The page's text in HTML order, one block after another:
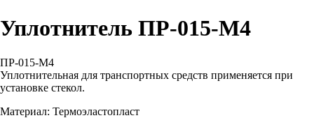
Уплотнитель ПР-015-М4
ПР-015-М4
Уплотнительная для транспортных средств применяется при
установке стекол.
Материал: Термоэластопласт